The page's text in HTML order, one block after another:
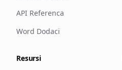
API Referenca
Word Dodaci
Resursi